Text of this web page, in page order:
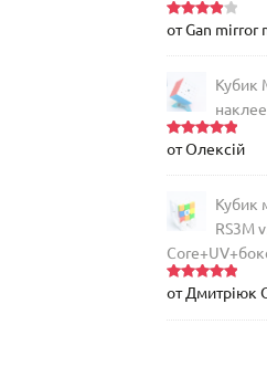
Оценка
от Gan mirror
Кубик
Оценка5
от Олексій
Кубик
RS3M
Оценка5
от Дмитріюк